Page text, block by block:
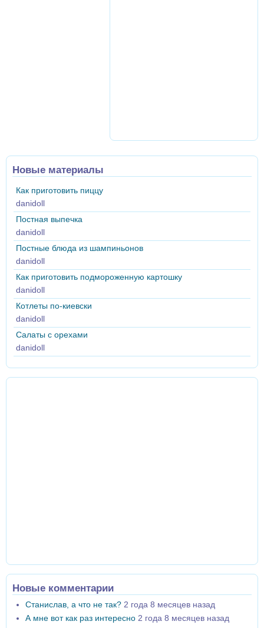
Новые материалы
Как приготовить пиццу
danidoll
Постная выпечка
danidoll
Постные блюда из шампиньонов
danidoll
Как приготовить подмороженную картошку
danidoll
Котлеты по-киевски
danidoll
Салаты с орехами
danidoll
Новые комментарии
Станислав, а что не так? 2 года 8 месяцев назад
А мне вот как раз интересно 2 года 8 месяцев назад